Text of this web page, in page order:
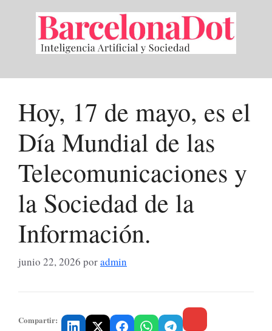
contenido
Hoy, 17 de mayo, es el
Día Mundial de las
Telecomunicaciones y
la Sociedad de la
Información.
junio 22, 2026 poradmin
Compartir: